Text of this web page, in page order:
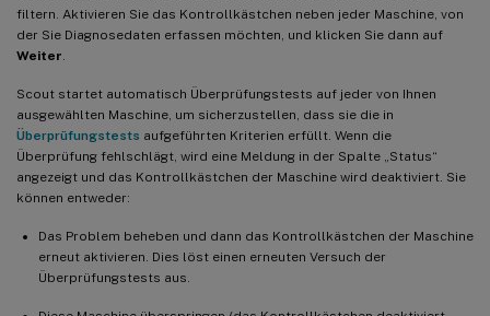
filtern. Aktivieren Sie das Kontrollkästchen neben jeder Maschine, von
der Sie Diagnosedaten erfassen möchten, und klicken Sie dann auf
Weiter
Scout startet automatisch Überprüfungstests auf jeder von Ihnen
ausgewählten Maschine, um sicherzustellen, dass sie die in
Überprüfungstests aufgeführten Kriterien erfüllt. Wenn die
Überprüfung fehlschlägt, wird eine Meldung in der Spalte „Status“
angezeigt und das Kontrollkästchen der Maschine wird deaktiviert. Sie
können entweder:
Das Problem beheben und dann das Kontrollkästchen der Maschine
erneut aktivieren. Dies löst einen erneuten Versuch der
Überprüfungstests aus.